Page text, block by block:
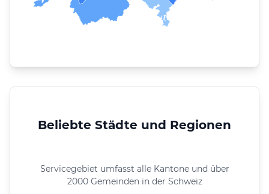
Beliebte Städte und Regionen
Servicegebiet umfasst alle Kantone und über
2000 Gemeinden in der Schweiz